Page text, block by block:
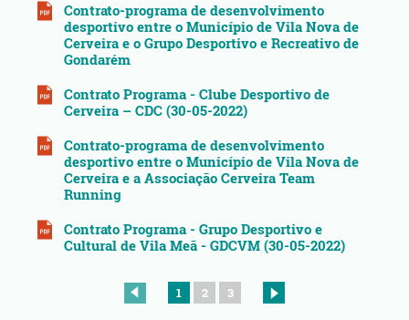
Contrato-programa de desenvolvimento
desportivo entre o Município de Vila Nova de
Cerveira e o Grupo Desportivo e Recreativo de
Gondarém
Contrato Programa - Clube Desportivo de
Cerveira – CDC (30-05-2022)
Contrato-programa de desenvolvimento
desportivo entre o Município de Vila Nova de
Cerveira e a Associação Cerveira Team
Running
Contrato Programa - Grupo Desportivo e
Cultural de Vila Meã - GDCVM (30-05-2022)
1 2 3